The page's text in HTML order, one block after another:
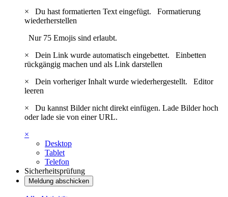
×
Du hast formatierten Text eingefügt. Formatierung
wiederherstellen
Nur 75 Emojis sind erlaubt.
×
Dein Link wurde automatisch eingebettet. Einbetten
rückgängig machen und als Link darstellen
×
Dein vorheriger Inhalt wurde wiederhergestellt. Editor
leeren
×
Du kannst Bilder nicht direkt einfügen. Lade Bilder hoch
oder lade sie von einer URL.
×
Desktop
Tablet
Telefon
Sicherheitsprüfung
Meldung abschicken